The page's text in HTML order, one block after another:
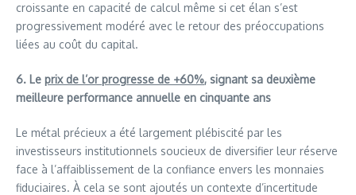
croissante en capacité de calcul même si cet élan s’est
progressivement modéré avec le retour des préoccupations
liées au coût du capital.
6. Le prix de l’or progresse de +60%, signant sa deuxième
meilleure performance annuelle en cinquante ans
Le métal précieux a été largement plébiscité par les
investisseurs institutionnels soucieux de diversifier leur réserve
face à l’affaiblissement de la confiance envers les monnaies
fiduciaires. À cela se sont ajoutés un contexte d’incertitude